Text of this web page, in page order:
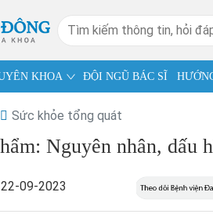
KHOA ĐỘI NGŨ BÁC SĨ
Sức khỏe tổng quát
Nguyên nhân, dấu
22-09-2023